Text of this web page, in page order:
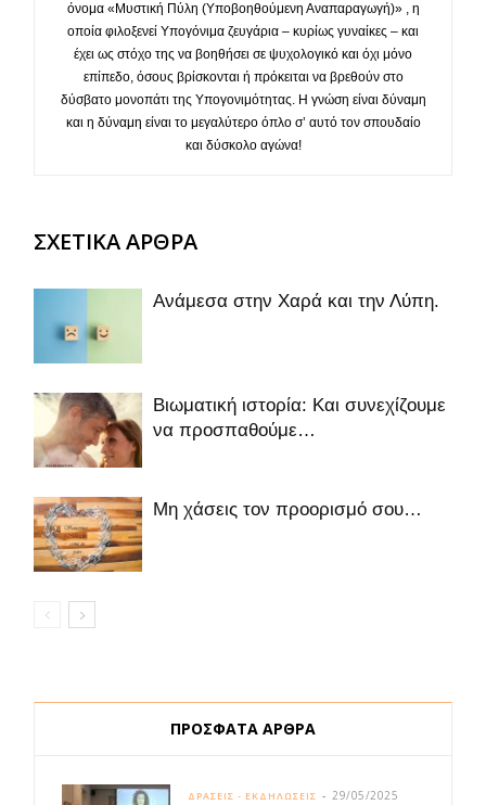
όνομα «Μυστική Πύλη (Υποβοηθούμενη Αναπαραγωγή)» , η
οποία φιλοξενεί Υπογόνιμα ζευγάρια – κυρίως γυναίκες – και
έχει ως στόχο της να βοηθήσει σε ψυχολογικό και όχι μόνο
επίπεδο, όσους βρίσκονται ή πρόκειται να βρεθούν στο
δύσβατο μονοπάτι της Υπογονιμότητας. Η γνώση είναι δύναμη
και η δύναμη είναι το μεγαλύτερο όπλο σ’ αυτό τον σπουδαίο
και δύσκολο αγώνα!
ΣΧΕΤΙΚΑ ΑΡΘΡΑ
Ανάμεσα στην Χαρά και την Λύπη.
Βιωματική ιστορία: Και συνεχίζουμε
να προσπαθούμε…
Μη χάσεις τον προορισμό σου…
ΠΡΟΣΦΑΤΑ ΑΡΘΡΑ
ΔΡΑΣΕΙΣ - ΕΚΔΗΛΩΣΕΙΣ 29/05/2025